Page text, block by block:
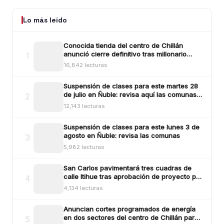
Lo más leído
Conocida tienda del centro de Chillán
anunció cierre definitivo tras millonario
robo ocurrido la madrugada del reciente
lunes
16,842 lecturas
Suspensión de clases para este martes 28
de julio en Ñuble: revisa aquí las comunas y
sectores
12,143 lecturas
Suspensión de clases para este lunes 3 de
agosto en Ñuble: revisa las comunas
5,982 lecturas
San Carlos pavimentará tres cuadras de
calle Itihue tras aprobación de proyecto por
más de $554 millones
4,134 lecturas
Anuncian cortes programados de energía
en dos sectores del centro de Chillán para